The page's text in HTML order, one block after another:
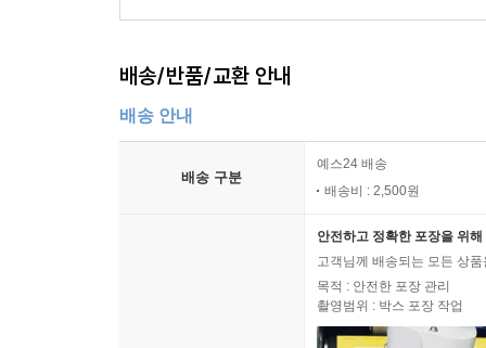
배송/반품/교환 안내
배송 안내
배송 구분
예스24 배송
배송비 : 2,500원
안전하고 정확한 포장을 위
고객님께 배송되는 모든 상
목적 : 안전한 포장 관리
촬영범위 : 박스 포장 작업